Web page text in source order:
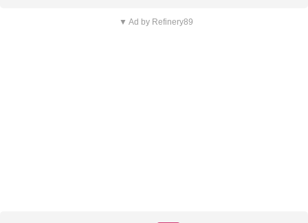
▼ Ad by Refinery89